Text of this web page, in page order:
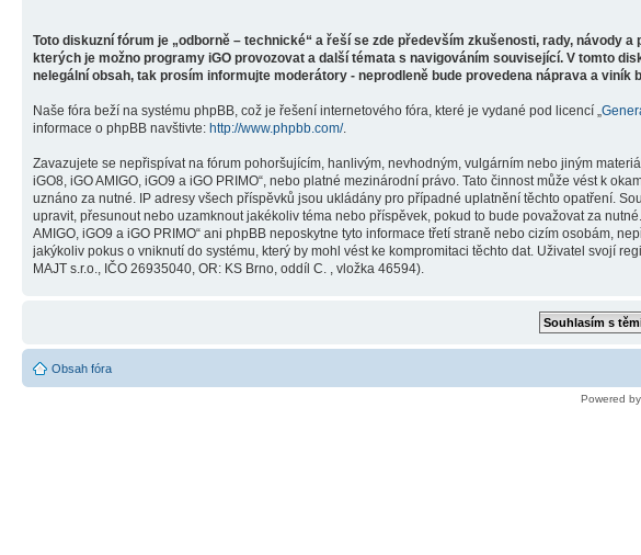
Toto diskuzní fórum je „odborně – technické“ a řeší se zde především zkušenosti, rady, návody
kterých je možno programy iGO provozovat a další témata s navigováním související. V tomto
nelegální obsah, tak prosím informujte moderátory - neprodleně bude provedena náprava a
Naše fóra beží na systému phpBB, což je řešení internetového fóra, které je vydané pod licencí „
informace o phpBB navštivte: http://www.phpbb.com/.
Zavazujete se nepřispívat na fórum pohoršujícím, hanlivým, nevhodným, vulgárním nebo jiným
iGO8, iGO AMIGO, iGO9 a iGO PRIMO“, nebo platné mezinárodní právo. Tato činnost může vést k
uznáno za nutné. IP adresy všech příspěvků jsou ukládány pro případné uplatnění těchto opatření.
upravit, přesunout nebo uzamknout jakékoliv téma nebo příspěvek, pokud to bude považovat za
AMIGO, iGO9 a iGO PRIMO“ ani phpBB neposkytne tyto informace třetí straně nebo cizím osobám,
jakýkoliv pokus o vniknutí do systému, který by mohl vést ke kompromitaci těchto dat. Uživatel svojí
MAJT s.r.o., IČO 26935040, OR: KS Brno, oddíl C. , vložka 46594).
Obsah fóra
Powered by